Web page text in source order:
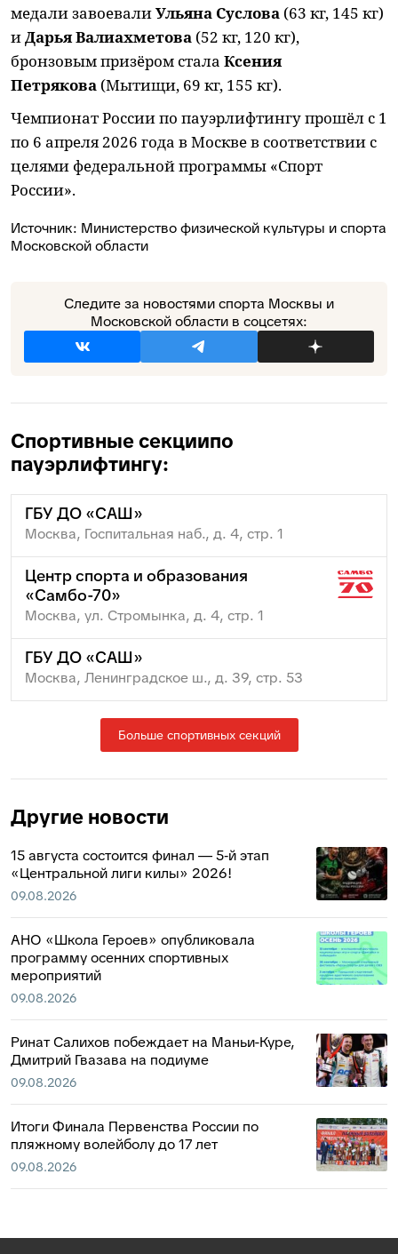
медали завоевалиУльяна Суслова (63 кг, 145 кг)
иДарья Валиахметова (52 кг, 120 кг),
бронзовым призёром стала Ксения
Петрякова (Мытищи, 69 кг, 155 кг).
Чемпионат России по пауэрлифтингу прошёл с 1
по 6 апреля 2026 года в Москве в соответствии с
целями федеральной программы «Спорт
России».
Источник: Министерство физической культуры и спорта
Московской области
Следите за новостями спорта Москвы и
Московской области в соцсетях:
Спортивные секциипо
пауэрлифтингу:
ГБУ ДО «САШ»
Москва, Госпитальная наб., д. 4, стр. 1
Центр спорта и образования
«Самбо-70»
Москва, ул. Стромынка, д. 4, стр. 1
ГБУ ДО «САШ»
Москва, Ленинградское ш., д. 39, стр. 53
Больше спортивных секций
Другие новости
15 августа состоится финал — 5‑й этап
«Центральной лиги килы» 2026!
09.08.2026
АНО «Школа Героев» опубликовала
программу осенних спортивных
мероприятий
09.08.2026
Ринат Салихов побеждает на Маньи-Куре,
Дмитрий Гвазава на подиуме
09.08.2026
Итоги Финала Первенства России по
пляжному волейболу до 17 лет
09.08.2026